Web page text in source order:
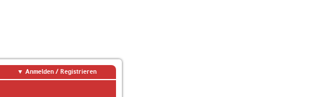
Anmelden / Registrieren